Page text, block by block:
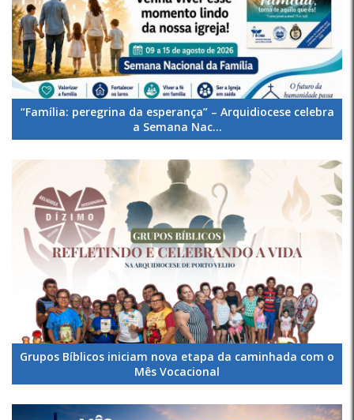
“Família: peregrina da esperança” – Arquidiocese celebra
a Semana Nac...
Grupos Bíblicos iniciam nova etapa da caminhada com o
Mês Vocacional